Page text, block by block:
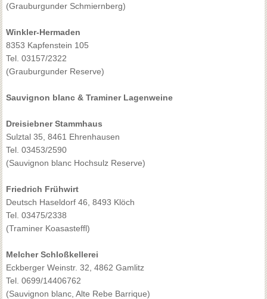
(Grauburgunder Schmiernberg)
Winkler-Hermaden
8353 Kapfenstein 105
Tel. 03157/2322
(Grauburgunder Reserve)
Sauvignon blanc & Traminer Lagenweine
Dreisiebner Stammhaus
Sulztal 35, 8461 Ehrenhausen
Tel. 03453/2590
(Sauvignon blanc Hochsulz Reserve)
Friedrich Frühwirt
Deutsch Haseldorf 46, 8493 Klöch
Tel. 03475/2338
(Traminer Koasasteffl)
Melcher Schloßkellerei
Eckberger Weinstr. 32, 4862 Gamlitz
Tel. 0699/14406762
(Sauvignon blanc, Alte Rebe Barrique)